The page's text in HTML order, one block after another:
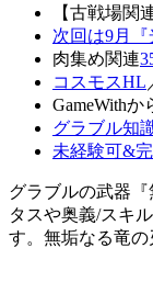
【古戦場関
次回は9月『
肉集め関連
コスモスHL
GameWith
グラブル知
未経験可&
グラブルの武器
タスや奥義/スキ
す。無垢なる竜の